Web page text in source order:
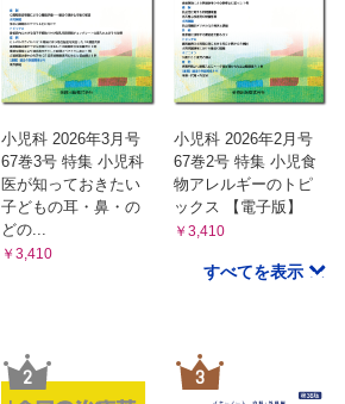
小児科 2026年3月号
67巻3号 特集 小児科
医が知っておきたい
子どもの耳・鼻・の
どの...
￥3,410
小児科 2026年2月号
67巻2号 特集 小児食
物アレルギーのトピ
ックス 【電子版】
￥3,410
すべてを表示
2 3